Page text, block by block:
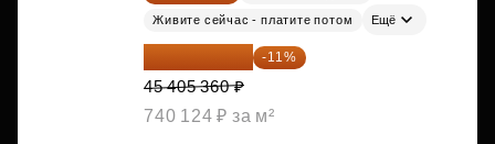
Живите сейчас - платите потом Ещё
40 410 770 ₽ -11%
45 405 360 ₽
740 124 ₽ за м²